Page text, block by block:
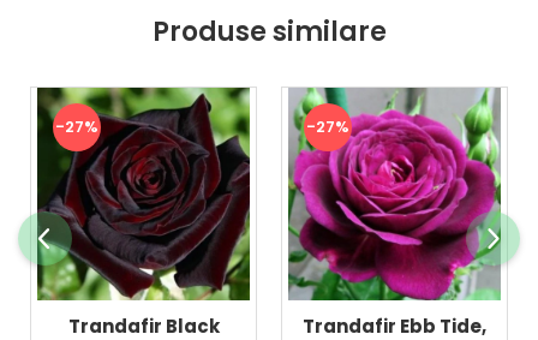
Produse similare
-27%
Trandafir Black
-27%
Trandafir Ebb Tide,